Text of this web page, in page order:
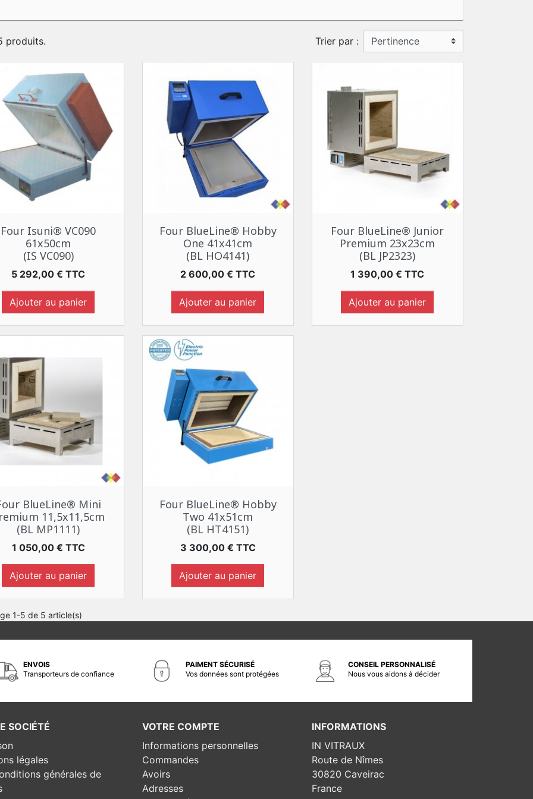
produits. Trier par :
Aperçu rapide
Four Isuni® VC090
61x50cm
(IS VC090)
Prix
5 292,00 € TTC
Ajouter au panier
Aperçu rapide
Four BlueLine® Hobby
One 41x41cm
(BL HO4141)
Prix
2 600,00 € TTC
Ajouter au panier
Aperçu rapide
Four BlueLine® Junior
Premium 23x23cm
(BL JP2323)
Prix
1 390,00 € TTC
Ajouter au panier
Aperçu rapide
BlueLine® Mini
11,5x11,5cm
(BL MP1111)
Prix
1 050,00 € TTC
Ajouter au panier
Aperçu rapide
Four BlueLine® Hobby
Two 41x51cm
(BL HT4151)
Prix
3 300,00 € TTC
Ajouter au panier
1-5 de 5 article(s)
ENVOIS
Transporteurs de confiance
PAIMENT SÉCURISÉ
Vos données sont protégées
CONSEIL PERSONNALISÉ
Nous vous aidons à décider
SOCIÉTÉ
légales
générales de
VOTRE COMPTE
Informations personnelles
Commandes
Avoirs
Adresses
INFORMATIONS
IN VITRAUX
Route de Nîmes
30820 Caveirac
France